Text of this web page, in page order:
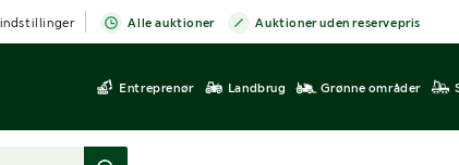
Alle auktioner Auktioner uden reservepris
Entreprenør Landbrug Grønne områder